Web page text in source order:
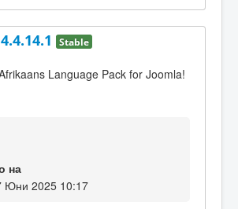
Stable
Language Pack for Joomla!
на
Юни 2025 10:17